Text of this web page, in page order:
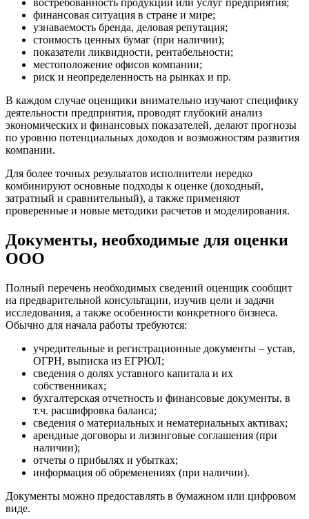
востребованность продукции или услуг предприятия;
финансовая ситуация в стране и мире;
узнаваемость бренда, деловая репутация;
стоимость ценных бумаг (при наличии);
показатели ликвидности, рентабельности;
местоположение офисов компании;
риск и неопределенность на рынках и пр.
В каждом случае оценщики внимательно изучают специфику
деятельности предприятия, проводят глубокий анализ
экономических и финансовых показателей, делают прогнозы
по уровню потенциальных доходов и возможностям развития
компании.
Для более точных результатов исполнители нередко
комбинируют основные подходы к оценке (доходный,
затратный и сравнительный), а также применяют
проверенные и новые методики расчетов и моделирования.
Документы, необходимые для оценки
ООО
Полный перечень необходимых сведений оценщик сообщит
на предварительной консультации, изучив цели и задачи
исследования, а также особенности конкретного бизнеса.
Обычно для начала работы требуются:
учредительные и регистрационные документы – устав,
ОГРН, выписка из ЕГРЮЛ;
сведения о долях уставного капитала и их
собственниках;
бухгалтерская отчетность и финансовые документы, в
т.ч. расшифровка баланса;
сведения о материальных и нематериальных активах;
арендные договоры и лизинговые соглашения (при
наличии);
отчеты о прибылях и убытках;
информация об обременениях (при наличии).
Документы можно предоставлять в бумажном или цифровом
виде.
Горно-Алтайск
Городец
Горячий Ключ
Грозный
Губаха
Губкинский
Гуково
Гулькевичи
Гусев
Гусь-Хрустальный
Дедовск
Дербент
Джанкой
Дзержинск
Дзержинский
Димитровград
Долгопрудный
Домодедово
Донецк
Дюртюли
Евпатория
Егорьевск
Екатеринбург
Елабуга
Елизово
Ермолино